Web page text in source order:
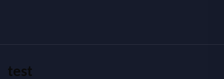
test